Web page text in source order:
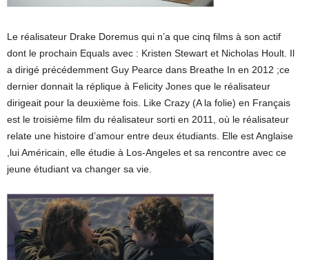
Le réalisateur Drake Doremus qui n’a que cinq films à son actif
dont le prochain Equals avec : Kristen Stewart et Nicholas Hoult. Il
a dirigé précédemment Guy Pearce dans Breathe In en 2012 ;ce
dernier donnait la réplique à Felicity Jones que le réalisateur
dirigeait pour la deuxième fois. Like Crazy (A la folie) en Français
est le troisième film du réalisateur sorti en 2011, où le réalisateur
relate une histoire d’amour entre deux étudiants. Elle est Anglaise
,lui Américain, elle étudie à Los-Angeles et sa rencontre avec ce
jeune étudiant va changer sa vie.